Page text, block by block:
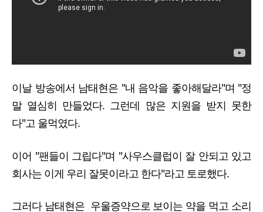
이날 방송에서 남태현은 "내 음악을 좋아해달라"며 "정
말 열심히 만들었다. 그런데 많은 지원을 받지 못한
다"고 울먹였다.
이어 "팬들이 그립다"며 "사우스클럽이 잘 안되고 있고
회사는 이게 우리 잘못이라고 한다"라고 토로했다.
그러다 남태현은 우울증약으로 보이는 약을 먹고 소리